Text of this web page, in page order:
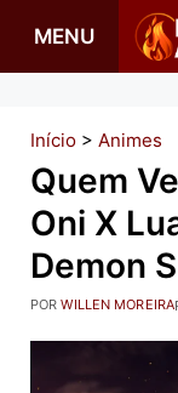
para
conteúdo
MENU
Início > Animes
Quem
Oni X
Demon
PORWILLEN MOREIRA